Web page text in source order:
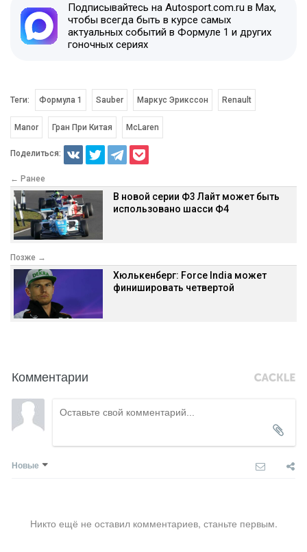
Подписывайтесь на Autosport.com.ru в Max,
чтобы всегда быть в курсе самых
актуальных событий в Формуле 1 и других
гоночных сериях
Теги: Формула 1 Sauber Маркус Эрикссон Renault
Manor Гран При Китая McLaren
Поделиться:
← Ранее
В новой серии Ф3 Лайт может быть
использовано шасси Ф4
Позже →
Хюлькенберг: Force India может
финишировать четвертой
Комментарии
Новые
Никто ещё не оставил комментариев, станьте первым.